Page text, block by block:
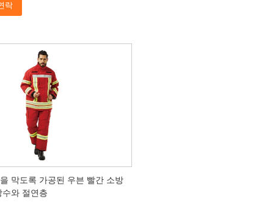
락
막도록 가공된 우븐 빨간 소방
와 절연층